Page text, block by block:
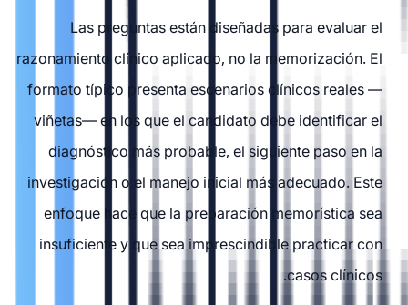
Las preguntas están diseñadas para evaluar el
razonamiento clínico aplicado, no la memorización. El
formato típico presenta escenarios clínicos reales —
viñetas— en los que el candidato debe identificar el
diagnóstico más probable, el siguiente paso en la
investigación o el manejo inicial más adecuado. Este
enfoque hace que la preparación memorística sea
insuficiente y que sea imprescindible practicar con
casos clínicos.